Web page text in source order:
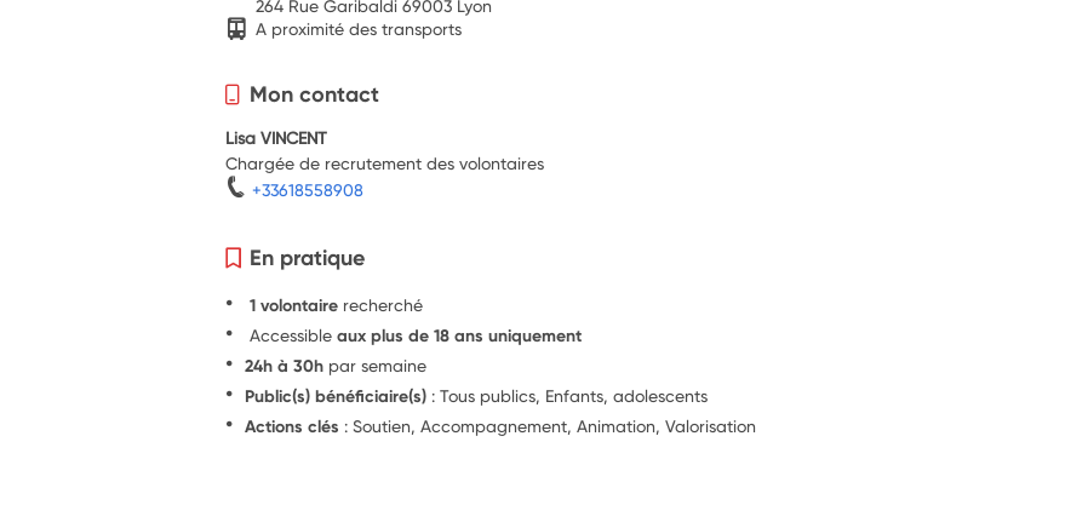
264 Rue Garibaldi 69003 Lyon
A proximité des transports
Mon contact
Lisa VINCENT
Chargée de recrutement des volontaires
+33618558908
En pratique
1 volontaire recherché
Accessibleaux plus de 18 ans uniquement
24h à 30h par semaine
Public(s) bénéficiaire(s) : Tous publics, Enfants, adolescents
Actions clés : Soutien, Accompagnement, Animation, Valorisation